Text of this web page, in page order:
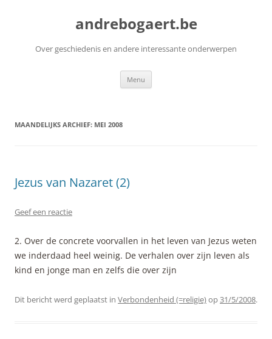
andrebogaert.be
Over geschiedenis en andere interessante onderwerpen
Menu
MAANDELIJKS ARCHIEF: MEI 2008
Jezus van Nazaret (2)
Geef een reactie
2. Over de concrete voorvallen in het leven van Jezus weten
we inderdaad heel weinig. De verhalen over zijn leven als
kind en jonge man en zelfs die over zijn
Dit bericht werd geplaatst in Verbondenheid (=religie)op31/5/2008.